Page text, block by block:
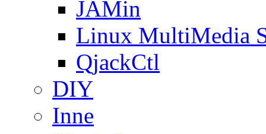
JAMin
Linux MultiMedia
QjackCtl
DIY
Inne